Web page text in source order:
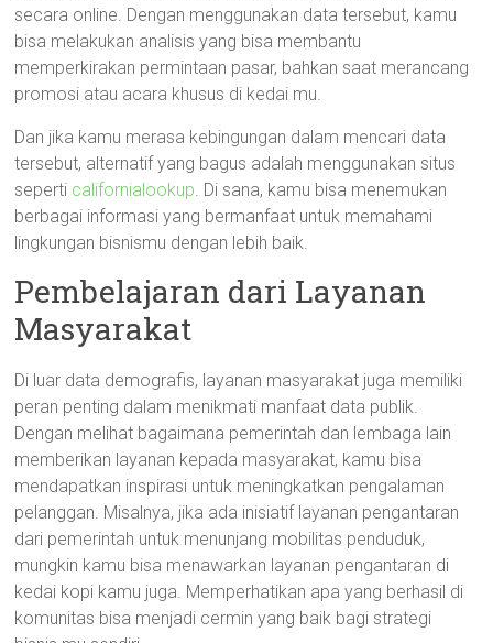
secara online. Dengan menggunakan data tersebut, kamu
bisa melakukan analisis yang bisa membantu
memperkirakan permintaan pasar, bahkan saat merancang
promosi atau acara khusus di kedai mu.
Dan jika kamu merasa kebingungan dalam mencari data
tersebut, alternatif yang bagus adalah menggunakan situs
seperti californialookup. Di sana, kamu bisa menemukan
berbagai informasi yang bermanfaat untuk memahami
lingkungan bisnismu dengan lebih baik.
Pembelajaran dari Layanan
Masyarakat
Di luar data demografis, layanan masyarakat juga memiliki
peran penting dalam menikmati manfaat data publik.
Dengan melihat bagaimana pemerintah dan lembaga lain
memberikan layanan kepada masyarakat, kamu bisa
mendapatkan inspirasi untuk meningkatkan pengalaman
pelanggan. Misalnya, jika ada inisiatif layanan pengantaran
dari pemerintah untuk menunjang mobilitas penduduk,
mungkin kamu bisa menawarkan layanan pengantaran di
kedai kopi kamu juga. Memperhatikan apa yang berhasil di
komunitas bisa menjadi cermin yang baik bagi strategi